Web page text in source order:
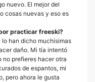
nuevo. El mejor del
cosas nuevas y eso es
practicar freeski?
lo han dicho muchísimas
daño. Mi tía intentó
no prefieres hacer otra
de espantos, mi
pero ahora le gusta